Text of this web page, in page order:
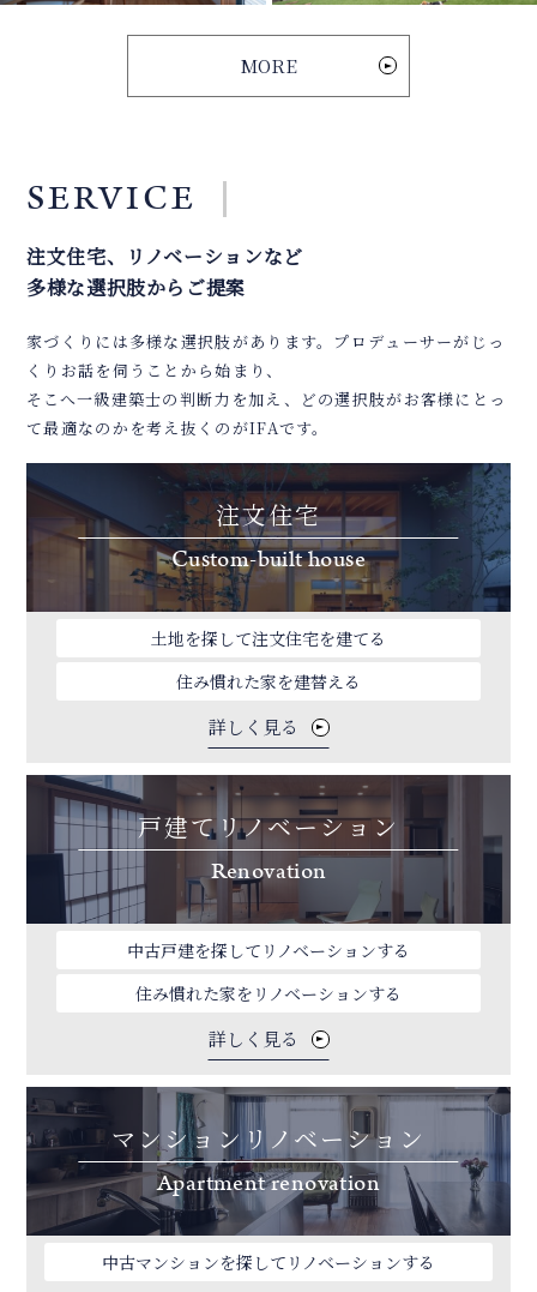
MORE
SERVICE
注文住宅、リノベーションなど
多様な選択肢からご提案
家づくりには多様な選択肢があります。プロデューサーがじっ
くりお話を伺うことから始まり、
そこへ一級建築士の判断力を加え、どの選択肢がお客様にとっ
て最適なのかを考え抜くのがIFAです。
注文住宅
Custom-built house
土地を探して注文住宅を建てる
住み慣れた家を建替える
詳しく見る
戸建てリノベーション
Renovation
中古戸建を探してリノベーションする
住み慣れた家をリノベーションする
詳しく見る
マンションリノベーション
Apartment renovation
中古マンションを探してリノベーションする